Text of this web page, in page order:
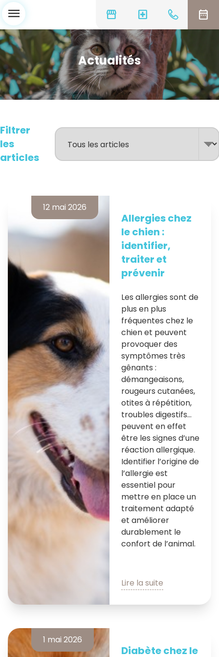
storefront local_hospital date_range
menu
Actualités
Filtrer
les
articles
12 mai 2026
Allergies chez
le chien :
identifier,
traiter et
prévenir
Les allergies sont de
plus en plus
fréquentes chez le
chien et peuvent
provoquer des
symptômes très
gênants :
démangeaisons,
rougeurs cutanées,
otites à répétition,
troubles digestifs…
peuvent en effet
être les signes d’une
réaction allergique.
Identifier l’origine de
l’allergie est
essentiel pour
mettre en place un
traitement adapté
et améliorer
durablement le
confort de l’animal.
Lire la suite
1 mai 2026
Diabète chez le